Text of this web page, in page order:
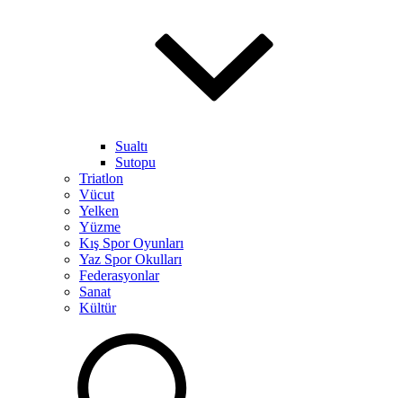
Sualtı
Sutopu
Triatlon
Vücut
Yelken
Yüzme
Kış Spor Oyunları
Yaz Spor Okulları
Federasyonlar
Sanat
Kültür